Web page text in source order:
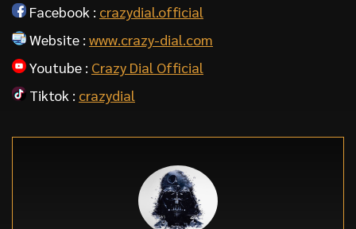
Facebook : crazydial.official
Website : www.crazy-dial.com
Youtube : Crazy Dial Official
Tiktok : crazydial